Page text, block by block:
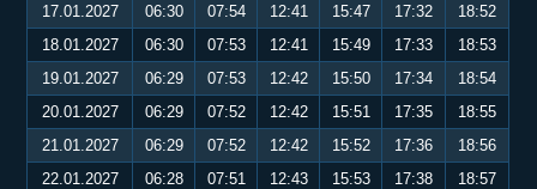
17.01.2027
06:30 07:54 12:41 15:47 17:32
18:52
18.01.2027
06:30 07:53 12:41 15:49 17:33
18:53
19.01.2027
06:29 07:53 12:42 15:50 17:34
18:54
20.01.2027
06:29 07:52 12:42 15:51 17:35
18:55
21.01.2027
06:29 07:52 12:42 15:52 17:36
18:56
22.01.2027
06:28 07:51 12:43 15:53 17:38
18:57